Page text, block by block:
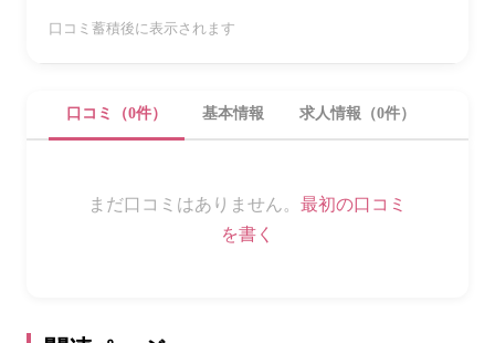
口コミ蓄積後に表示されます
口コミ（0件） 基本情報 求人情報（0件）
まだ口コミはありません。 最初の口コミ
を書く